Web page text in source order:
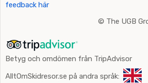
feedback här
© The UGB
Betyg och omdömen från TripAdvisor
AlltOmSkidresor.se på andra språk: